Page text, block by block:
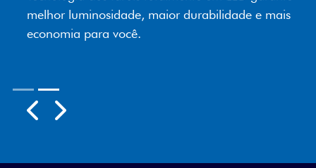
melhor luminosidade, maior durabilidade e mais
economia para você.
Previous
Next